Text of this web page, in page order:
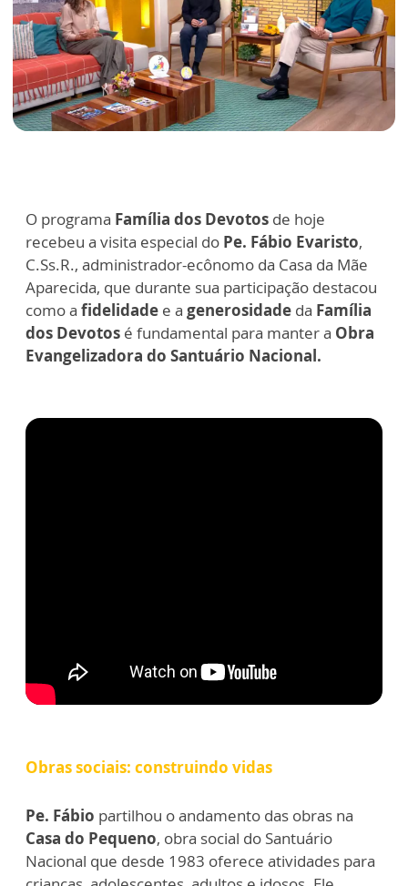
O programa Família dos Devotos de hoje
recebeu a visita especial do Pe. Fábio Evaristo,
C.Ss.R., administrador-ecônomo da Casa da Mãe
Aparecida, que durante sua participação destacou
como a fidelidade e a generosidade da Família
dos Devotos é fundamental para manter a Obra
Evangelizadora do Santuário Nacional.
Obras sociais: construindo vidas
Pe. Fábio partilhou o andamento das obras na
Casa do Pequeno, obra social do Santuário
Nacional que desde 1983 oferece atividades para